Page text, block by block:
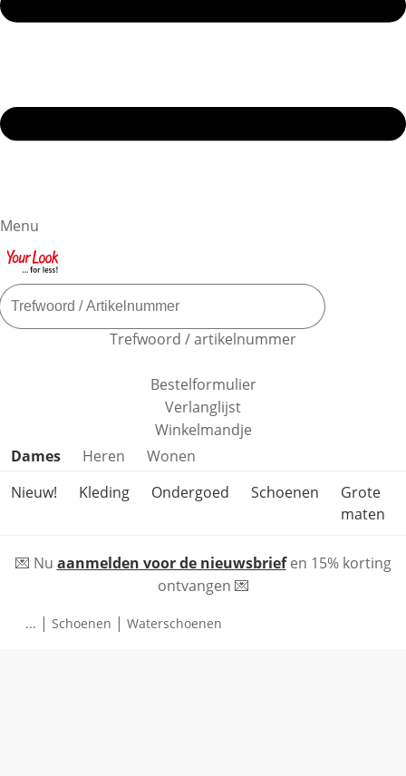
Menu
Trefwoord / artikelnummer
Bestelformulier
Verlanglijst
Winkelmandje
Productcategorieën overslaan
Dames Heren
Wonen
Nieuw!
Kleding Ondergoed Schoenen
Grote
maten
💌 Nu aanmelden voor de nieuwsbriefen 15% korting
ontvangen 💌
... | Schoenen | Waterschoenen